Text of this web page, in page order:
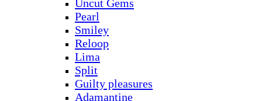
Uncut Gems
Pearl
Smiley
Reloop
Lima
Split
Guilty pleasures
Adamantine